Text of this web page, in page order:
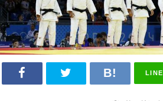
LINE